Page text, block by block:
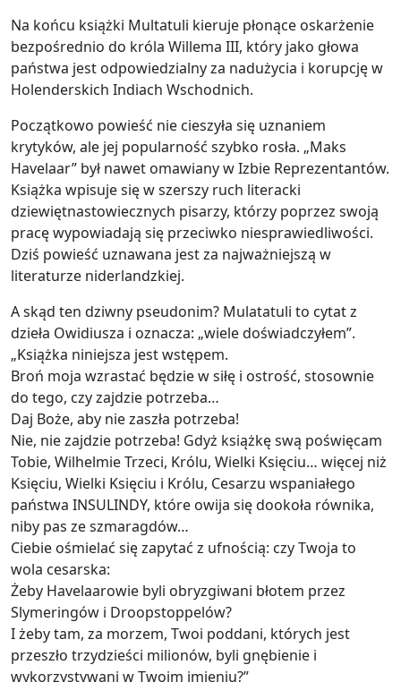
Na końcu książki Multatuli kieruje płonące oskarżenie
bezpośrednio do króla Willema III, który jako głowa
państwa jest odpowiedzialny za nadużycia i korupcję w
Holenderskich Indiach Wschodnich.
Początkowo powieść nie cieszyła się uznaniem
krytyków, ale jej popularność szybko rosła. „Maks
Havelaar” był nawet omawiany w Izbie Reprezentantów.
Książka wpisuje się w szerszy ruch literacki
dziewiętnastowiecznych pisarzy, którzy poprzez swoją
pracę wypowiadają się przeciwko niesprawiedliwości.
Dziś powieść uznawana jest za najważniejszą w
literaturze niderlandzkiej.
A skąd ten dziwny pseudonim? Mulatatuli to cytat z
dzieła Owidiusza i oznacza: „wiele doświadczyłem”.
„Książka niniejsza jest wstępem.
Broń moja wzrastać będzie w siłę i ostrość, stosownie
do tego, czy zajdzie potrzeba…
Daj Boże, aby nie zaszła potrzeba!
Nie, nie zajdzie potrzeba! Gdyż książkę swą poświęcam
Tobie, Wilhelmie Trzeci, Królu, Wielki Księciu… więcej niż
Księciu, Wielki Księciu i Królu, Cesarzu wspaniałego
państwa INSULINDY, które owija się dookoła równika,
niby pas ze szmaragdów…
Ciebie ośmielać się zapytać z ufnością: czy Twoja to
wola cesarska:
Żeby Havelaarowie byli obryzgiwani błotem przez
Slymeringów i Droopstoppelów?
I żeby tam, za morzem, Twoi poddani, których jest
przeszło trzydzieści milionów, byli gnębienie i
wykorzystywani w Twoim imieniu?”